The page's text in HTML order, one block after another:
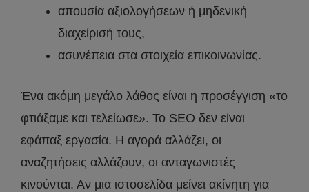
απουσία αξιολογήσεων ή μηδενική
διαχείρισή τους,
ασυνέπεια στα στοιχεία επικοινωνίας.
Ένα ακόμη μεγάλο λάθος είναι η προσέγγιση «το
φτιάξαμε και τελείωσε». Το SEO δεν είναι
εφάπαξ εργασία. Η αγορά αλλάζει, οι
αναζητήσεις αλλάζουν, οι ανταγωνιστές
κινούνται. Αν μια ιστοσελίδα μείνει ακίνητη για